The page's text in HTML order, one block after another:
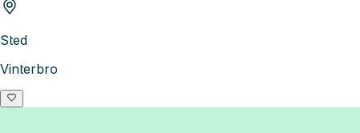
Sted
Vinterbro